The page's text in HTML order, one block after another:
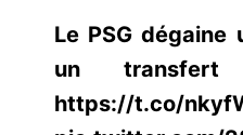
Le PSG
un transfert
https://t.co/